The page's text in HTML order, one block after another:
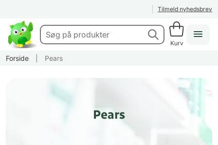
Tilmeld nyhedsbrev
Kurv
Forside Pears
Pears